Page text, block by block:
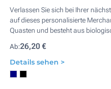
Verlassen Sie sich bei Ihrer
auf dieses personalisierte
Quasten und besteht aus
Ab:26,20 €
Details sehen >